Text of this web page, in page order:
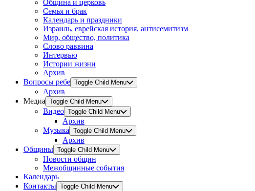
Община и церковь
Семья и брак
Календарь и праздники
Израиль, еврейская история, антисемитизм
Мир, общество, политика
Слово раввина
Интервью
Истории жизни
Архив
Вопросы ребе Toggle Child Menu
Архив
Медиа Toggle Child Menu
Видео Toggle Child Menu
Архив
Музыка Toggle Child Menu
Архив
Общины Toggle Child Menu
Новости общин
Межобщинные события
Календарь
Контакты Toggle Child Menu